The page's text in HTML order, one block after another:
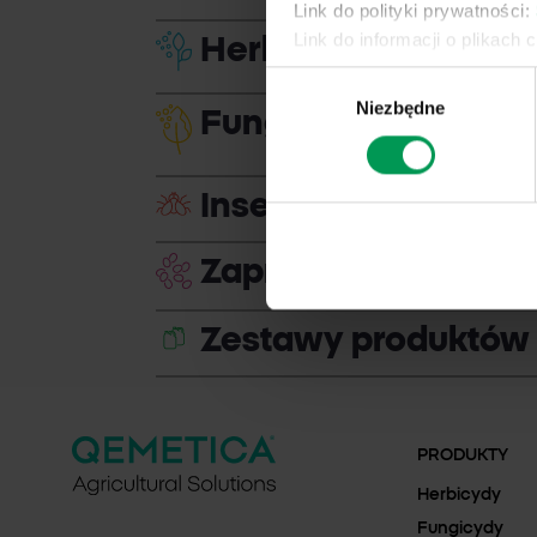
Link do polityki prywatności:
Link do informacji o plikach
Niezbędne
Herbicydy Jesienne
Fungicydy
Insektycydy
Zaprawy nasienne
Zestawy produktów
PRODUKTY
Herbicydy
Fungicydy